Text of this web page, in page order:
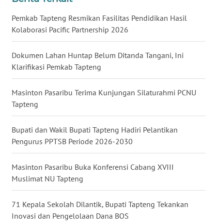
Pemkab Tapteng Resmikan Fasilitas Pendidikan Hasil
Kolaborasi Pacific Partnership 2026
Dokumen Lahan Huntap Belum Ditanda Tangani, Ini
Klarifikasi Pemkab Tapteng
Masinton Pasaribu Terima Kunjungan Silaturahmi PCNU
Tapteng
Bupati dan Wakil Bupati Tapteng Hadiri Pelantikan
Pengurus PPTSB Periode 2026-2030
Masinton Pasaribu Buka Konferensi Cabang XVIII
Muslimat NU Tapteng
71 Kepala Sekolah Dilantik, Bupati Tapteng Tekankan
Inovasi dan Pengelolaan Dana BOS
WN
MALUKU
WN
MALUT
WN
DAIRI
WN
DANAU
TOBA
WN
NIAS
WN
LANGKAT